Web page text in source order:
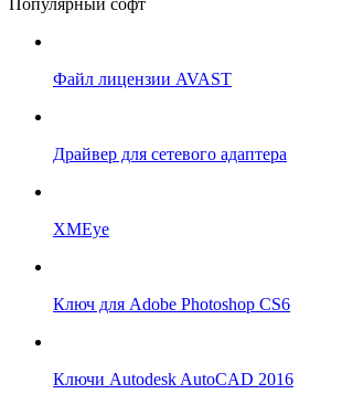
Файл лицензии AVAST
Драйвер для сетевого адаптера
XMEye
Ключ для Adobe Photoshop CS6
Ключи Autodesk AutoCAD 2016